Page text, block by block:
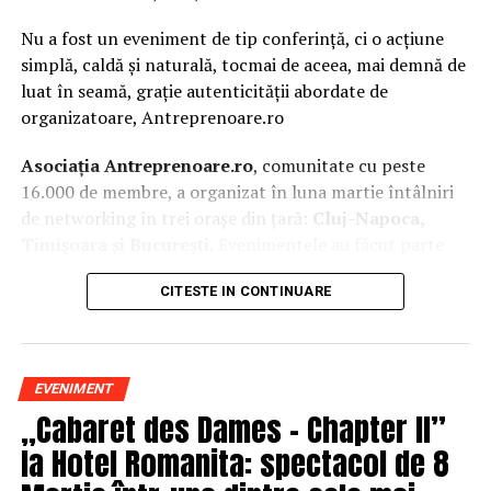
Nu a fost un eveniment de tip conferință, ci o acțiune
simplă, caldă și naturală, tocmai de aceea, mai demnă de
luat în seamă, grație autenticității abordate de
organizatoare, Antreprenoare.ro
Asociația Antreprenoare.ro, comunitate cu peste
16.000 de membre, a organizat în luna martie întâlniri
de networking în trei orașe din țară:
Cluj-Napoca,
campania națională„Aleg să fiu vizibilă„, o
inițiativă care combină sesiuni de fotografie de brand
prezentă, cu numele tău și cu afacerea ta, în spațiul
public.
La Cluj-Napoca, sesiunile foto au fost susținute de doi
fotografi profesioniști:Valentina Mihalache
(lightsun.ro) șiDeni Sîrb(DA Studio). Valentina a venit
CITESTE IN CONTINUARE
EVENIMENT
„Cabaret des Dames – Chapter II”
la Hotel Romanita: spectacol de 8